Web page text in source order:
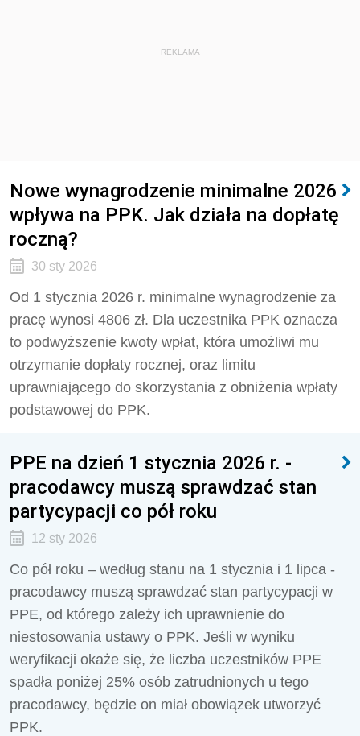
REKLAMA
Nowe wynagrodzenie minimalne 2026
wpływa na PPK. Jak działa na dopłatę
roczną?
30 sty 2026
Od 1 stycznia 2026 r. minimalne wynagrodzenie za
pracę wynosi 4806 zł. Dla uczestnika PPK oznacza
to podwyższenie kwoty wpłat, która umożliwi mu
otrzymanie dopłaty rocznej, oraz limitu
uprawniającego do skorzystania z obniżenia wpłaty
podstawowej do PPK.
PPE na dzień 1 stycznia 2026 r. -
pracodawcy muszą sprawdzać stan
partycypacji co pół roku
12 sty 2026
Co pół roku – według stanu na 1 stycznia i 1 lipca -
pracodawcy muszą sprawdzać stan partycypacji w
PPE, od którego zależy ich uprawnienie do
niestosowania ustawy o PPK. Jeśli w wyniku
weryfikacji okaże się, że liczba uczestników PPE
spadła poniżej 25% osób zatrudnionych u tego
pracodawcy, będzie on miał obowiązek utworzyć
PPK.